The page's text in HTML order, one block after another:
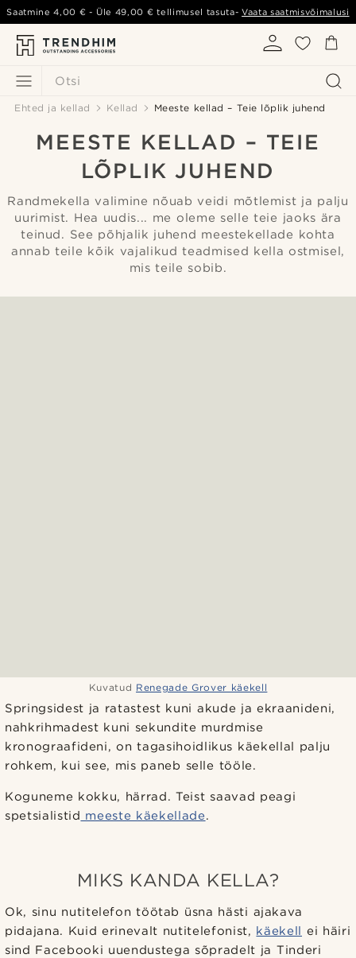
Otsi
Saatmine4,00 € - Üle 49,00 € tellimusel tasuta-Vaata saatmisvõimalusi
Ehted ja kellad Kellad Meeste kellad – Teie lõplik juhend
MEESTE KELLAD – TEIE
LÕPLIK JUHEND
Randmekella valimine nõuab veidi mõtlemist ja palju
uurimist. Hea uudis... me oleme selle teie jaoks ära
teinud. See põhjalik juhend meestekellade kohta
annab teile kõik vajalikud teadmised kella ostmisel,
mis teile sobib.
Kuvatud Renegade Grover käekell
Springsidest ja ratastest kuni akude ja ekraanideni,
nahkrihmadest kuni sekundite murdmise
kronograafideni, on tagasihoidlikus käekellal palju
rohkem, kui see, mis paneb selle tööle.
Koguneme kokku, härrad. Teist saavad peagi
spetsialistid meeste käekellade.
MIKS KANDA KELLA?
Ok, sinu nutitelefon töötab üsna hästi ajakava
pidajana. Kuid erinevalt nutitelefonist, käekell
ei häiri
sind Facebooki uuendustega sõpradelt ja Tinderi